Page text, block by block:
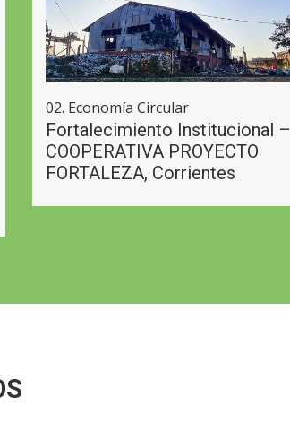
02. Economía Circular
Fortalecimiento Institucional –
COOPERATIVA PROYECTO
FORTALEZA, Corrientes